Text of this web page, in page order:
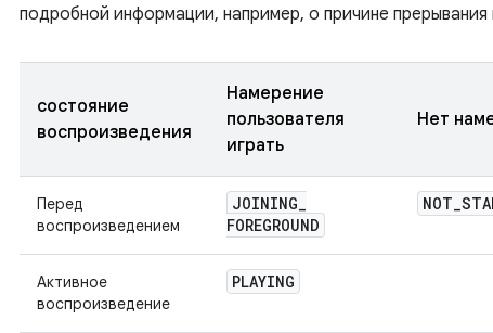
подробной информации, например, о причине
состояние
воспроизведения
Намерение
пользователя
играть
Нет
Перед
воспроизведением
JOINING_
FOREGROUND
NOT_
Активное
воспроизведение
PLAYING